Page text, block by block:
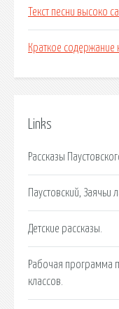
Текст песни высоко
Краткое содержание
Links
Рассказы
Паустовский,
Детские рассказы.
Рабочая программа
классов.